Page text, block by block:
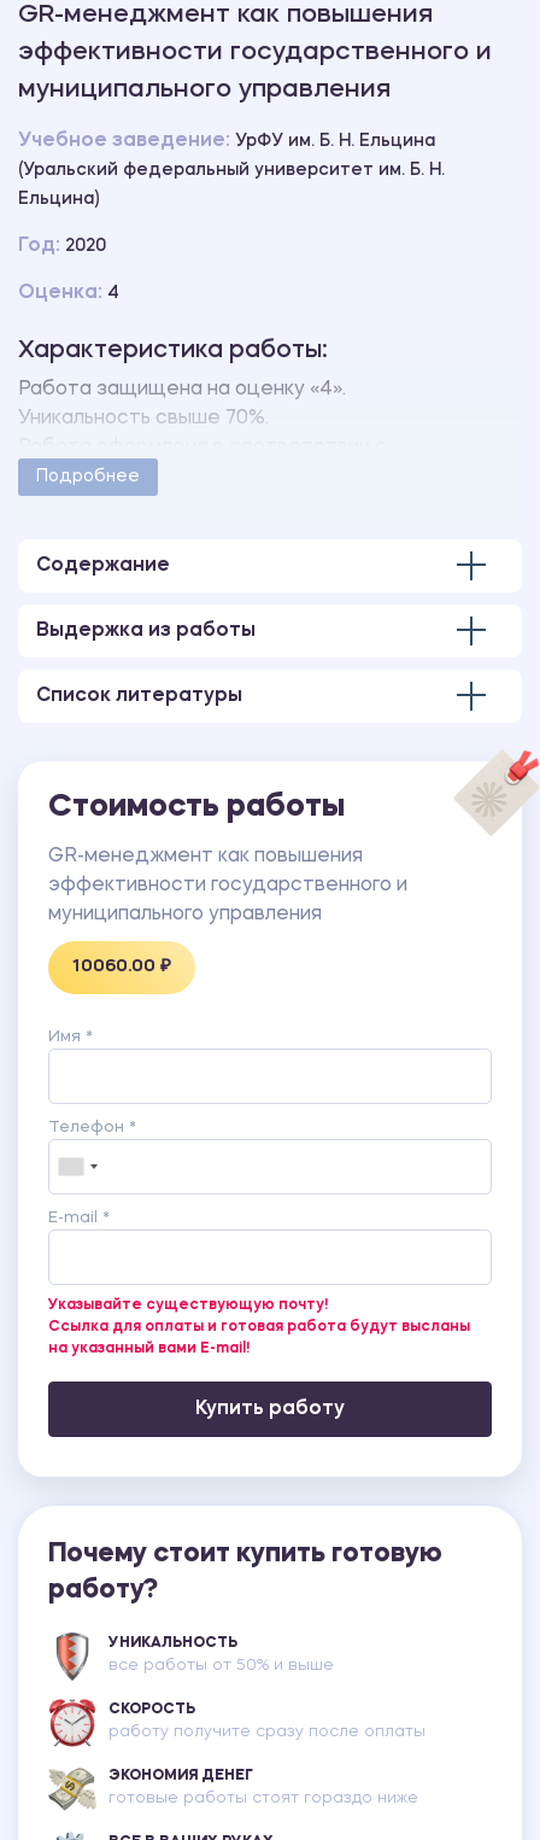
GR-менеджмент как повышения
эффективности государственного и
муниципального управления
Учебное заведение: УрФУ им. Б. Н. Ельцина
(Уральский федеральный университет им. Б. Н.
Ельцина)
Год: 2020
Оценка: 4
Характеристика работы:
Работа защищена на оценку «4».
Уникальность свыше 70%.
методическими указаниями учебного заведения.
Подробнее
Содержание
Выдержка из работы
Список литературы
Стоимость работы
GR-менеджмент как повышения
эффективности государственного и
муниципального управления
10060.00 ₽
Имя *
Телефон *
E-mail *
Указывайте существующую почту!
Ссылка для оплаты и готовая работа будут высланы
на указанный вами E-mail!
Купить работу
Почему стоит купить готовую
работу?
УНИКАЛЬНОСТЬ
все работы от 50% и выше
СКОРОСТЬ
работу получите сразу после оплаты
ЭКОНОМИЯ ДЕНЕГ
готовые работы стоят гораздо ниже